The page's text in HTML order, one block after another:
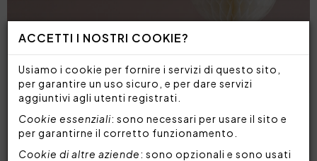
ACCETTI I NOSTRI COOKIE?
Usiamo i cookie per fornire i servizi di questo sito,
per garantire un uso sicuro, e per dare servizi
aggiuntivi agli utenti registrati.
Cookie essenziali: sono necessari per usare il sito e
per garantirne il corretto funzionamento.
Cookie di altre aziende: sono opzionali e sono usati
Prev